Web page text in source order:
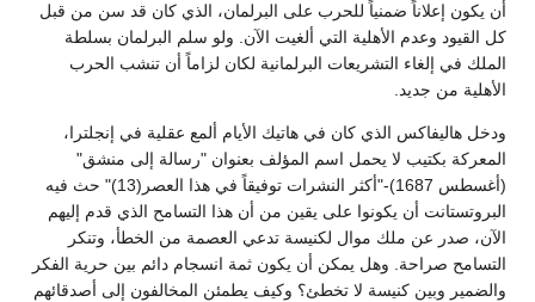
أن يكون إعلاناً ضمنياً للحرب على البرلمان، الذي كان قد سن من قبل
كل القيود وعدم الأهلية التي ألغيت الآن. ولو سلم البرلمان بسلطة
الملك في إلغاء التشريعات البرلمانية لكان لزاماً أن تنشب الحرب
الأهلية من جديد.
ودخل هاليفاكس الذي كان في هاتيك الأيام ألمع عقلية في إنجلترا،
المعركة بكتيب لا يحمل اسم المؤلف بعنوان "رسالة إلى منشق"
(أغسطس 1687)-"أكثر النشرات توفيقاً في هذا العصر(13)" حث فيه
البروتستانت أن يكونوا على يقين من أن هذا التسامح الذي قدم إليهم
الآن، صدر عن ملك موال لكنيسة تدعي العصمة من الخطأ، وتنكر
التسامح صراحة. وهل يمكن أن يكون ثمة انسجام دائم بين حرية الفكر
والضمير وبين كنيسة لا تخطئ؟ وكيف يطمئن المخالفون إلى أصدقائهم